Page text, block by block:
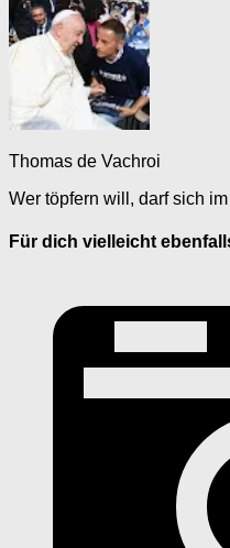
Thomas de Vachroi
Wer töpfern will, darf sich
Für dich vielleicht